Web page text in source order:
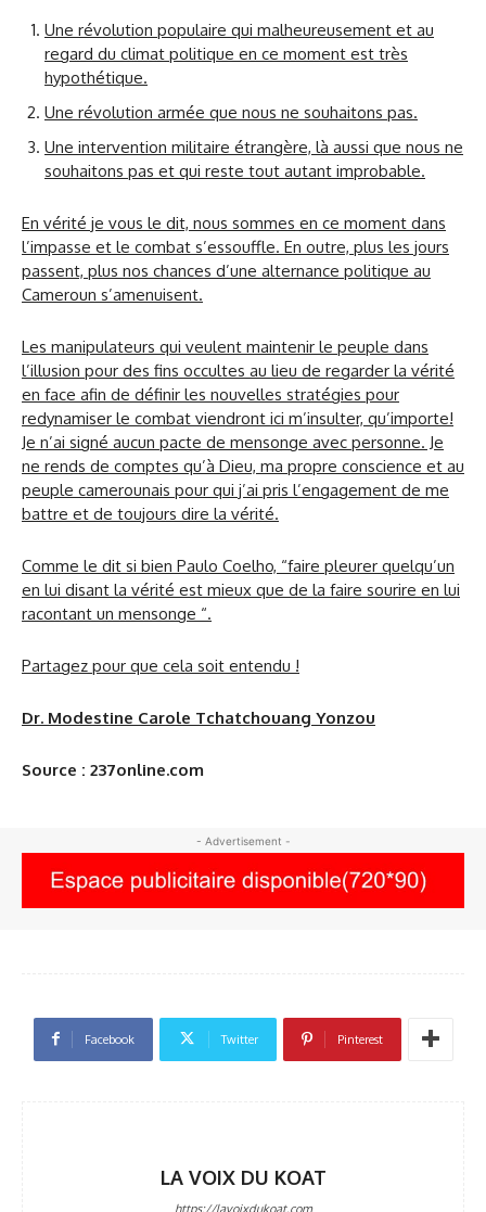
Une révolution populaire qui malheureusement et au
regard du climat politique en ce moment est très
hypothétique.
Une révolution armée que nous ne souhaitons pas.
Une intervention militaire étrangère, là aussi que nous ne
souhaitons pas et qui reste tout autant improbable.
En vérité je vous le dit, nous sommes en ce moment dans
l’impasse et le combat s’essouffle. En outre, plus les jours
passent, plus nos chances d’une alternance politique au
Cameroun s’amenuisent.
Les manipulateurs qui veulent maintenir le peuple dans
l’illusion pour des fins occultes au lieu de regarder la vérité
en face afin de définir les nouvelles stratégies pour
redynamiser le combat viendront ici m’insulter, qu’importe!
Je n’ai signé aucun pacte de mensonge avec personne. Je
ne rends de comptes qu’à Dieu, ma propre conscience et au
peuple camerounais pour qui j’ai pris l’engagement de me
battre et de toujours dire la vérité.
Comme le dit si bien Paulo Coelho, “faire pleurer quelqu’un
en lui disant la vérité est mieux que de la faire sourire en lui
racontant un mensonge “.
Partagez pour que cela soit entendu !
Dr. Modestine Carole Tchatchouang Yonzou
Source : 237online.com
- Advertisement -
Facebook Twitter Pinterest
LA VOIX DU KOAT
https://lavoixdukoat.com